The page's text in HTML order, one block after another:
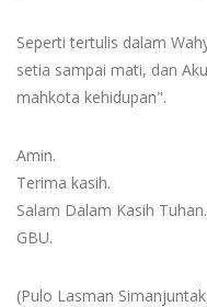
Seperti tertulis dalam
setia sampai mati, dan
mahkota kehidupan".
Amin.
Terima kasih.
Salam Dalam Kasih Tuhan.
GBU.
(Pulo Lasman